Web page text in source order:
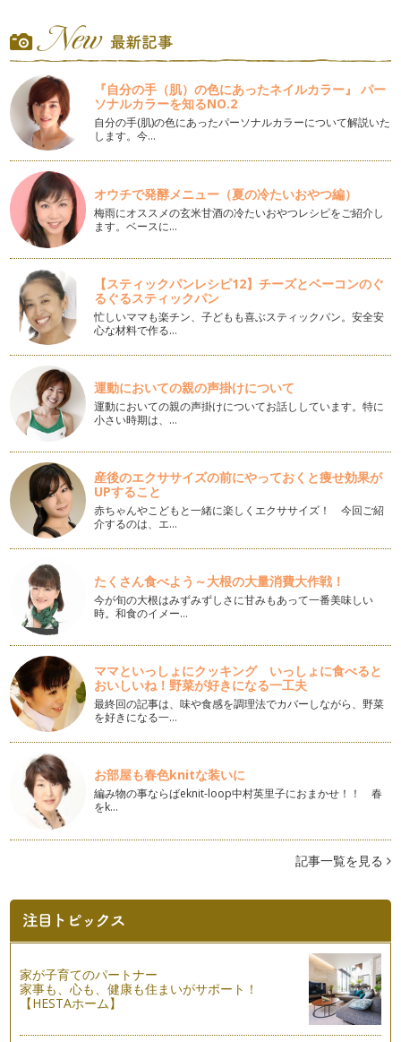
ハーブのバスケットアレンジ
ハーブはお料理の他、ハーブティにしたり、フラワーアレンジ
に使ったりと色々と利用することが出…
上手なお花の選び方
お花のレッスンをしていると、「お花をアレンジするのは難し
い」「お花を自分で買ってきていざ活…
日持ちする花
前回はお花を長く楽しむためのコツをご紹介しました。夏にお
花が持たないのは水温があがり、バク…
お花を長く楽しむコツ
いよいよ夏本番！ いつもお花を楽しんでいる人もこの時期は
お花がすぐダメになってしまうから、…
アジサイの楽しみ方
梅雨の季節に生き生きと咲くアジサイ。1輪でもかなりのボリ
ュームがある存在感があるお花です。…
お庭のお花でプチアレンジ
そろそろ春から夏のお花に植え替える季節がやってきました
ね。 今回は我が家の庭に植え…
マスキングテープとラベルでグラスをデコレーション
前回も登場したタンブラータイプのグラス（色違い）を使っ
て、少し雰囲気を変えるのに便利なのが…
身近なものを器にしてアレンジを作ってみよう Part ３
お花をアレンジする器はお水を張ることが出来ればどんなもの
でも大丈夫です。 グラスや…
少ないお花で可愛くアレンジ出来る花器①
インテリアショップやお花屋さんを覗くと色々な花器を見かけ
ますが、器によっては意外と活けるの…
苔を使ったナチュラルアレンジ
吸水性スポンジがない時代には苔にお花を挿してアレンジを作
っていました。 苔というと…
紫陽花で簡単投げ入れ春のフラワーアレンジ
お花をアレンジする際には何かしらお花を固定するものがある
と便利です。 固定するには…
香りを楽しむ春のフレグランスブーケ
春のお花のひとつ「ヒヤシンス」 何とも幸せな気分にしてく
れる爽やかな香りが特徴のお…
春のお花といえば、「スイトピー」「…
身近なものを器にしてアレンジを作ってみよう Part 2
お花をアレンジするのに毎回、そのアレンジにあう器を買って
いては、どんどん溜まってきてしまい…
身近なものを器にしてアレンジを作ってみよう Part 1
自分の身の周りにあるものを利用して手軽にアレンジを楽しみ
『自分の手（肌）の色にあったネイルカラー』 パー
ソナルカラーを知るNO.2
自分の手(肌)の色にあったパーソナルカラーについて解説いた
します。今…
オウチで発酵メニュー（夏の冷たいおやつ編）
梅雨にオススメの玄米甘酒の冷たいおやつレシピをご紹介し
ます。ベースに…
【スティックパンレシピ12】チーズとベーコンのぐ
るぐるスティックパン
忙しいママも楽チン、子どもも喜ぶスティックパン。安全安
心な材料で作る…
運動においての親の声掛けについて
運動においての親の声掛けについてお話ししています。特に
小さい時期は、…
産後のエクササイズの前にやっておくと痩せ効果が
UPすること
赤ちゃんやこどもと一緒に楽しくエクササイズ！ 今回ご紹
介するのは、エ…
たくさん食べよう～大根の大量消費大作戦！
今が旬の大根はみずみずしさに甘みもあって一番美味しい
時。和食のイメー…
ママといっしょにクッキング いっしょに食べると
おいしいね！野菜が好きになる一工夫
最終回の記事は、味や食感を調理法でカバーしながら、野菜
を好きになる一…
お部屋も春色knitな装いに
編み物の事ならばeknit-loop中村英里子におまかせ！！ 春
をk…
記事一覧を見る
家が子育てのパートナー
家事も、心も、健康も住まいがサポート！
【HESTAホーム】